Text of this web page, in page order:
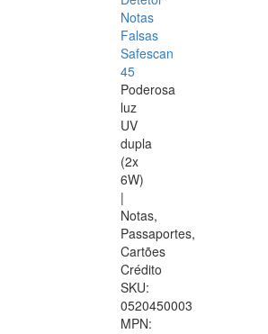
Notas
Falsas
Safescan
45
Poderosa
luz
UV
dupla
(2x
6W)
|
Notas,
Passaportes,
Cartões
Crédito
SKU:
0520450003
MPN: